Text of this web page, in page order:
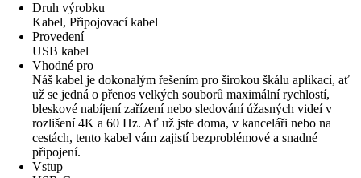
Druh výrobku
Kabel, Připojovací kabel
Provedení
USB kabel
Vhodné pro
Náš kabel je dokonalým řešením pro širokou škálu aplikací, ať
už se jedná o přenos velkých souborů maximální rychlostí,
bleskové nabíjení zařízení nebo sledování úžasných videí v
rozlišení 4K a 60 Hz. Ať už jste doma, v kanceláři nebo na
cestách, tento kabel vám zajistí bezproblémové a snadné
připojení.
Vstup